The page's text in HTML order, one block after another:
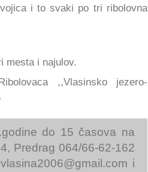
i to svaki po tri ribolovna
mesta i najulov.
,,Vlasinsko jezero-
do 15 časova na
Predrag 064/66-62-162
i